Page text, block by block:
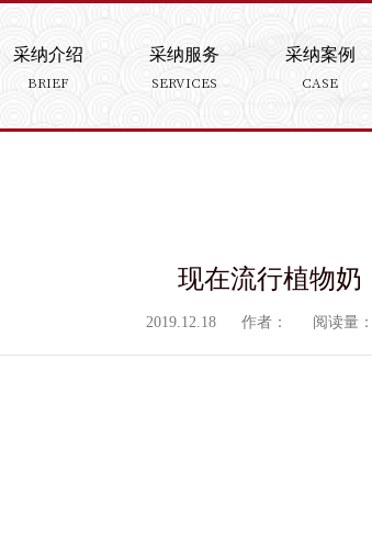
采纳介绍
BRIEF
采纳服务
SERVICES
采纳案例
CASE
现在流行植物奶
2019.12.18 作者： 阅读量：